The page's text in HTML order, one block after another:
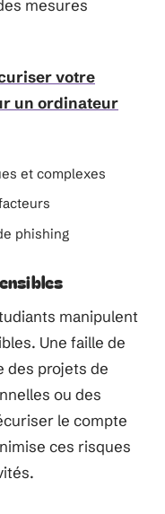
mesures
votre
un ordinateur
et complexes
phishing
manipulent
Une faille de
des projets de
ou des
le compte
ces risques